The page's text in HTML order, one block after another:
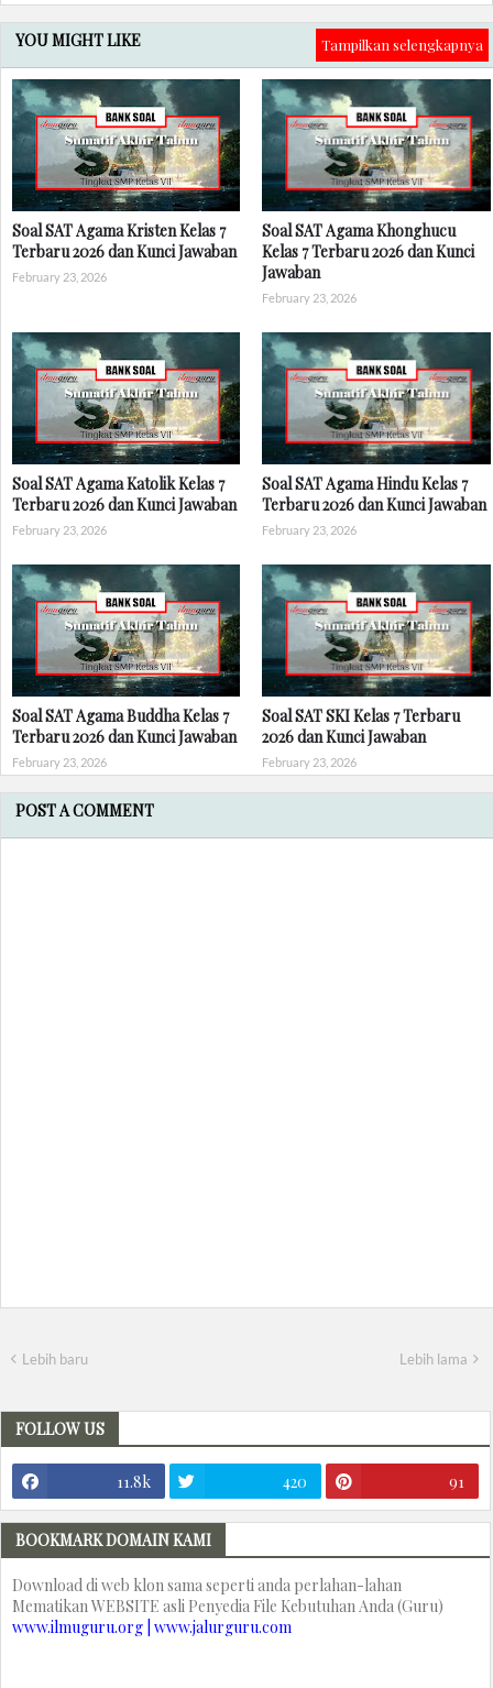
YOU MIGHT LIKE Tampilkan selengkapnya
Soal SAT Agama Kristen Kelas 7
Terbaru 2026 dan Kunci Jawaban
February 23, 2026
Soal SAT Agama Khonghucu
Kelas 7 Terbaru 2026 dan Kunci
Jawaban
February 23, 2026
Soal SAT Agama Katolik Kelas 7
Terbaru 2026 dan Kunci Jawaban
February 23, 2026
Soal SAT Agama Hindu Kelas 7
Terbaru 2026 dan Kunci Jawaban
February 23, 2026
Soal SAT Agama Buddha Kelas 7
Terbaru 2026 dan Kunci Jawaban
February 23, 2026
Soal SAT SKI Kelas 7 Terbaru
2026 dan Kunci Jawaban
February 23, 2026
POST A COMMENT
Lebih baru Lebih lama
FOLLOW US
11.8k 420 91
BOOKMARK DOMAIN KAMI
Download di web klon sama seperti anda perlahan-lahan
Mematikan WEBSITE asli Penyedia File Kebutuhan Anda (Guru)
www.ilmuguru.org | www.jalurguru.com